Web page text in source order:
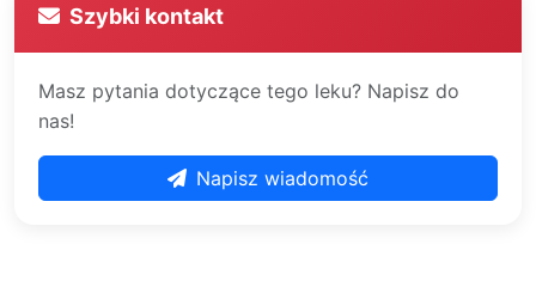
Szybki kontakt
Masz pytania dotyczące tego leku? Napisz do
nas!
Napisz wiadomość